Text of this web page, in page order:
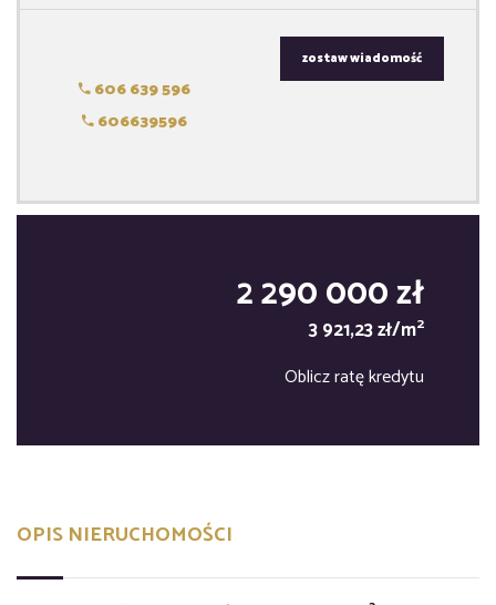
606 639 596
606639596
zostaw wiadomość
2 290 000 zł
3 921,23 zł/m2
Oblicz ratę kredytu
OPIS NIERUCHOMOŚCI